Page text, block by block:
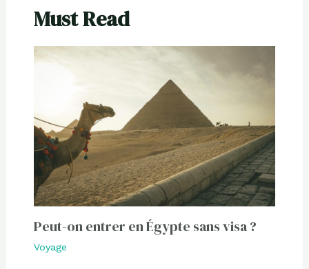
Must Read
Peut-on entrer en Égypte sans visa ?
Voyage